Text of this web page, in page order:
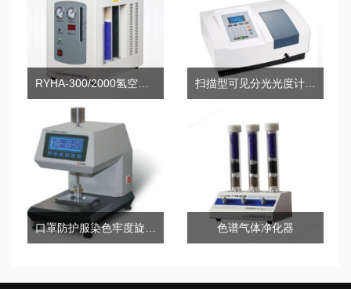
色谱气体净化器